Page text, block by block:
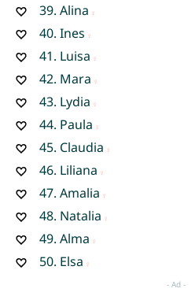
39. Alina
40. Ines
41. Luisa
42. Mara
43. Lydia
44. Paula
45. Claudia
46. Liliana
47. Amalia
48. Natalia
49. Alma
50. Elsa